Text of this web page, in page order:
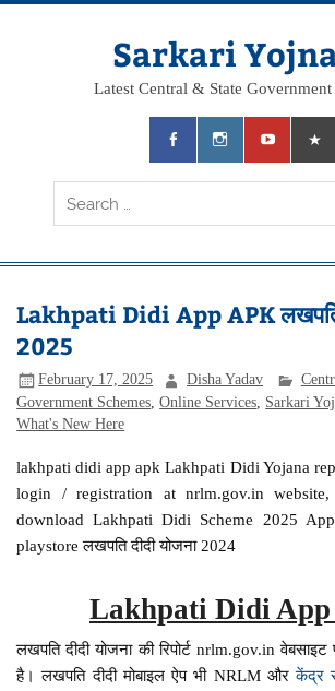
Skip
Sarkari
Latest Central & State Government
Lakhpati Didi App APK लखपति
2025
February 17, 2025 Disha Yadav
Government Schemes ,Online Services Sarkari
What's New Here
lakhpati didi app apk Lakhpati Didi Yojana
login / registration at nrlm.gov.in
download Lakhpati Didi Scheme 2025
playstore लखपति दीदी योजना 2024
Lakhpati Didi App
लखपति दीदी योजना की रिपोर्ट nrlm.gov.in
है। लखपति दीदी मोबाइल ऐप भी NRLM औरकेंद्र